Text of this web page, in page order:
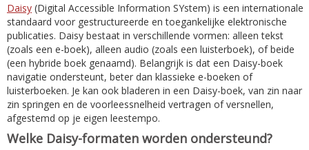
Daisy (Digital Accessible Information SYstem) is een internationale
standaard voor gestructureerde en toegankelijke elektronische
publicaties. Daisy bestaat in verschillende vormen: alleen tekst
(zoals een e-boek), alleen audio (zoals een luisterboek), of beide
(een hybride boek genaamd). Belangrijk is dat een Daisy-boek
navigatie ondersteunt, beter dan klassieke e-boeken of
luisterboeken. Je kan ook bladeren in een Daisy-boek, van zin naar
zin springen en de voorleessnelheid vertragen of versnellen,
afgestemd op je eigen leestempo.
Welke Daisy-formaten worden ondersteund?